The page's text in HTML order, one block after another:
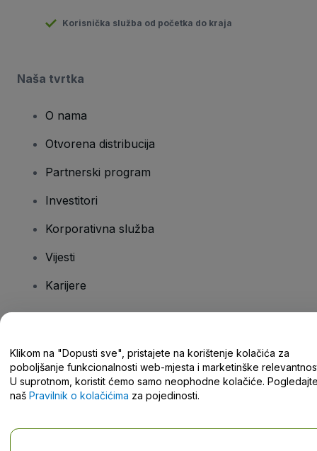
Korisnička služba od početka do kraja
Naša tvrtka
O nama
Otvorena distribucija
Partnerski program
Investitori
Korporativna služba
Vijesti
Karijere
Centar za pomoć/kontaktirajte nas
Klikom na "Dopusti sve", pristajete na korištenje kolačića za
poboljšanje funkcionalnosti web-mjesta i marketinške
U suprotnom, koristit ćemo samo neophodne kolačiće.
naš Pravilnik o kolačićima za pojedinosti.